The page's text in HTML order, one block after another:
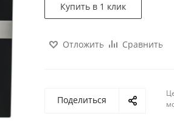
Купить в 1 клик
Отложить Сравнить
Поделиться